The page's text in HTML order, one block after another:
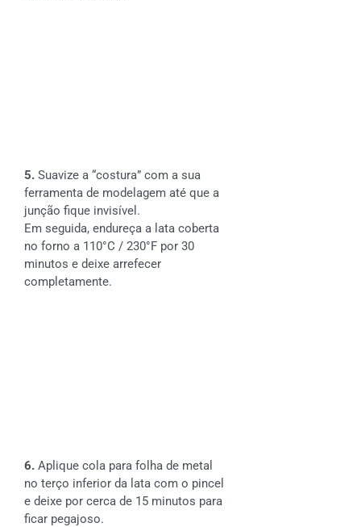
5. Suavize a “costura” com a sua
ferramenta de modelagem até que a
junção fique invisível.
Em seguida, endureça a lata coberta
no forno a 110°C / 230°F por 30
minutos e deixe arrefecer
completamente.
6. Aplique cola para folha de metal
no terço inferior da lata com o pincel
e deixe por cerca de 15 minutos para
ficar pegajoso.